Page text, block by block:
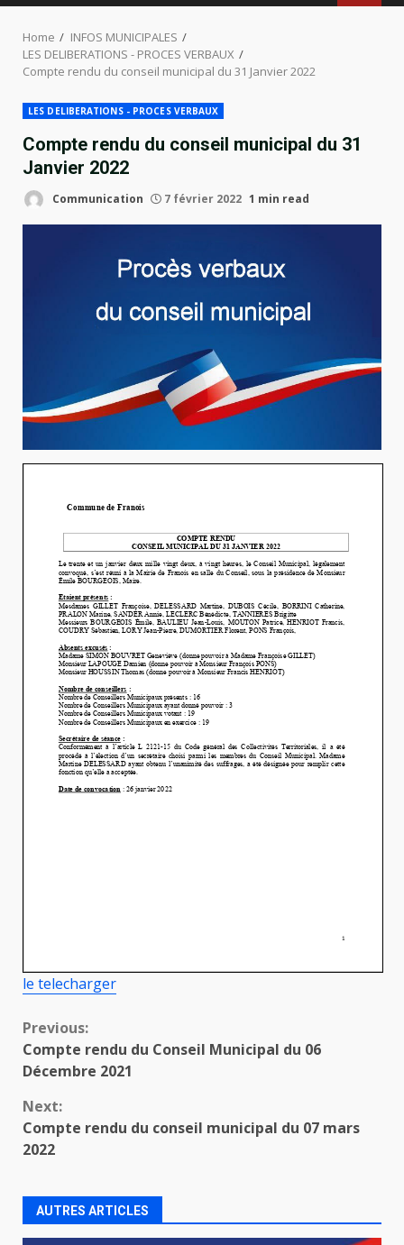
Home
INFOS MUNICIPALES
LES DELIBERATIONS - PROCES VERBAUX
Compte rendu du conseil municipal du 31 Janvier 2022
LES DELIBERATIONS - PROCES VERBAUX
Compte rendu du conseil municipal du 31
Janvier 2022
Communication 7 février 2022 1 min read
le telecharger
Continue
Reading
Previous:
Compte rendu du Conseil Municipal du 06
Décembre 2021
Next:
Compte rendu du conseil municipal du 07 mars
2022
AUTRES ARTICLES